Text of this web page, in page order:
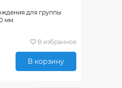
для группы
мм
В избранное
В корзину